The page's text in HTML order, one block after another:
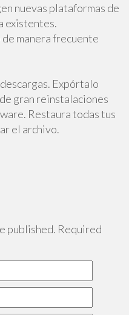
nuevas plataformas de
existentes.
manera frecuente
Expórtalo
gran reinstalaciones
Restaura todas tus
el archivo.
published. Required